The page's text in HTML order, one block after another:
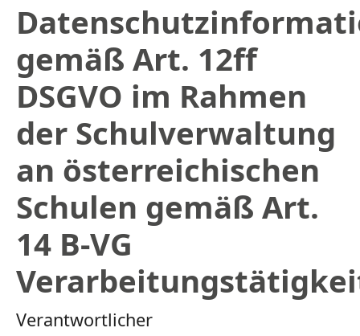
gemäß Art. 12ff
DSGVO im Rahmen
der Schulverwaltung
an österreichischen
Schulen gemäß Art.
14 B-VG
Verantwortlicher